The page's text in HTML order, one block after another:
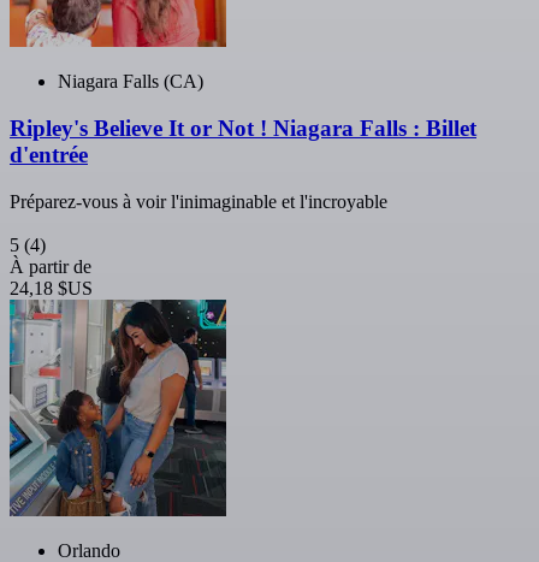
Niagara Falls (CA)
Ripley's Believe It or Not ! Niagara Falls : Billet
d'entrée
Préparez-vous à voir l'inimaginable et l'incroyable
5 (4)
À partir de
24,18 $US
Orlando